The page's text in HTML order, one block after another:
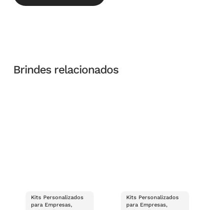
Brindes relacionados
Kits Personalizados
para Empresas,
Kits Personalizados
para Empresas,